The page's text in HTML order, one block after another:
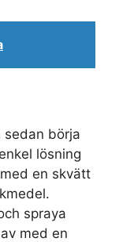
sedan börja
lösning
en skvätt
spraya
med en